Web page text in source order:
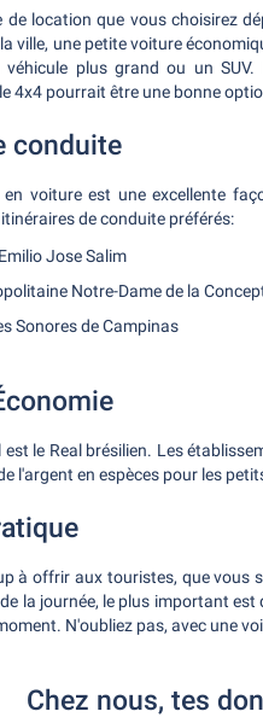
de location que vous choisirez
ville, une petite voiture
véhicule plus grand ou un
4x4 pourrait être une bonne
conduite
en voiture est une excellente
de conduite préférés:
Jose Salim
Notre-Dame de la
Sonores de Campinas
le Real brésilien. Les
l'argent en espèces pour les
à offrir aux touristes, que vous
la journée, le plus important
N'oubliez pas, avec une
Chez nous, tes